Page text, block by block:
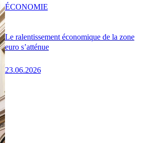
Le ralentissement économique de la zone
euro s’atténue
23.06.2026
ÉCONOMIE